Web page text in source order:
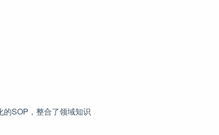
SOP，整合了领域知识